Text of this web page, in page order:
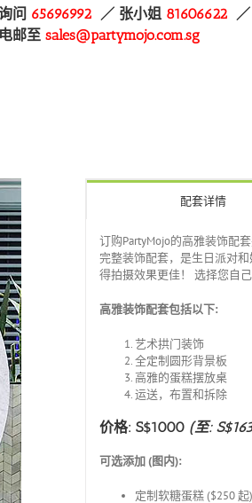
问 65696992 ／ 张小姐 81606622／
邮至 sales@partymojo.com.sg
配套详情
订购PartyMojo的高雅装饰配
完整装饰配套，是生日派对和
得拍摄效果更佳！
选择您自
高雅装饰配套包括以下:
艺术拱门装饰
全定制圆形背景板
高雅的蛋糕摆放桌
运送，布置和拆除
价格: S$1000 (至:
可选添加 (图内):
定制软糖蛋糕 ($250 起)